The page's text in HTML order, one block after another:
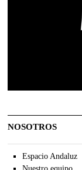
NOSOTROS
Espacio Andaluz